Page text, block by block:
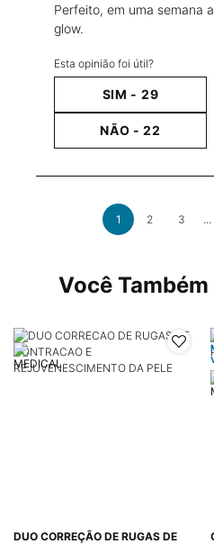
Perfeito, em uma semana
glow.
Esta opinião foi útil?
SIM - 29
NÃO -22
Page 1 of 7. Current
1 2 3 ...
PDP Slot 1 Section
Você
DUO CORREÇÃO DE RUGAS DE